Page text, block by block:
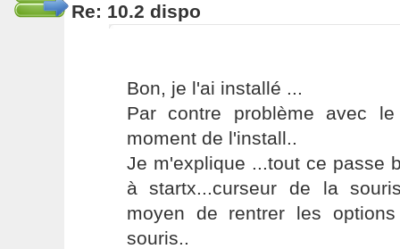
Re: 10.2 dispo
Bon, je l'ai installé ...
Par contre problème avec
moment de l'install..
Je m'explique ...tout ce passe
à startx...curseur de la
moyen de rentrer les
souris..